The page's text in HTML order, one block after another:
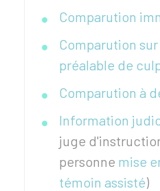
Comparution
Comparution
préalable de
Comparution à
Information
juge
personne mise
témoin assisté)